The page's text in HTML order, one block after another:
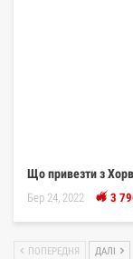
Що привезти з
Бер 24, 2022 3
ПОПЕРЕДНЯ ДАЛІ